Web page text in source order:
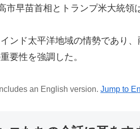
市早苗首相とトランプ米大統領
ンド太平洋地域の情勢であり
要性を強調した。
an English version. Jump to